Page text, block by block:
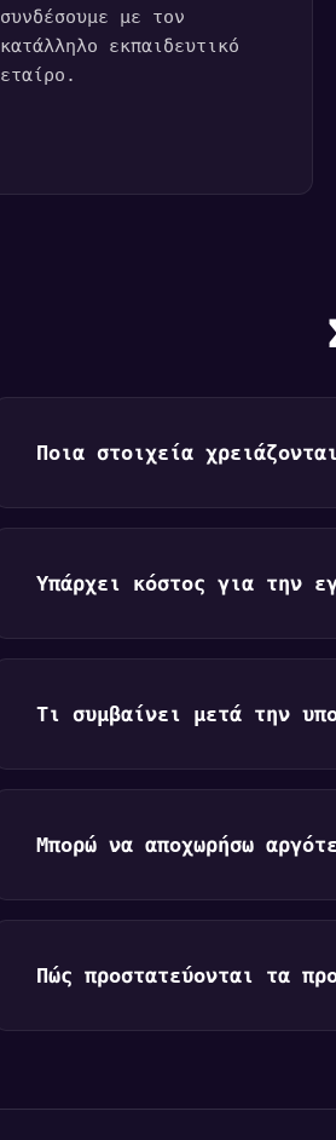
συνδέσουμε με τον
κατάλληλο εκπαιδευτικό
εταίρο.
Ποια στοιχεία
Υπάρχει κόστος για την
Τι συμβαίνει μετά την
Μπορώ να αποχωρήσω
Πώς προστατεύονται τα